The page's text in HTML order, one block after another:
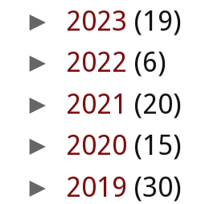
► 2023 (19)
► 2022 (6)
► 2021 (20)
► 2020 (15)
► 2019 (30)